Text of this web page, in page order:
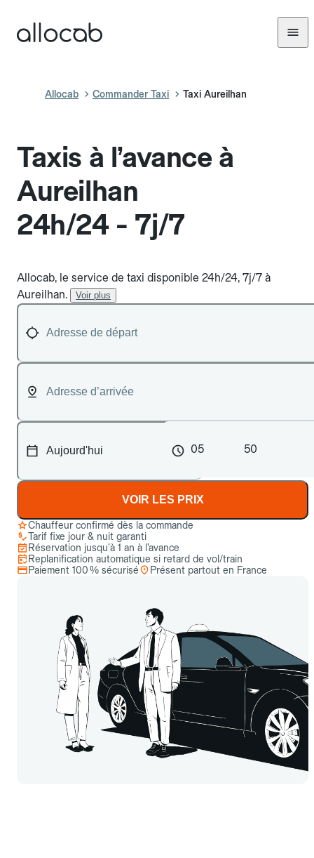
Allocab Commander Taxi Taxi Aureilhan
Taxis à l’avance à
Aureilhan
24h/24 - 7j/7
Allocab, le service de taxi disponible 24h/24, 7j/7 à
Aureilhan.
Voir plus
05 50
VOIR LES PRIX
Chauffeur confirmé dès la commande
Tarif fixe jour & nuit garanti
Réservation jusqu’à 1 an à l’avance
Replanification automatique si retard de vol/train
Paiement 100 % sécurisé
Présent partout en France